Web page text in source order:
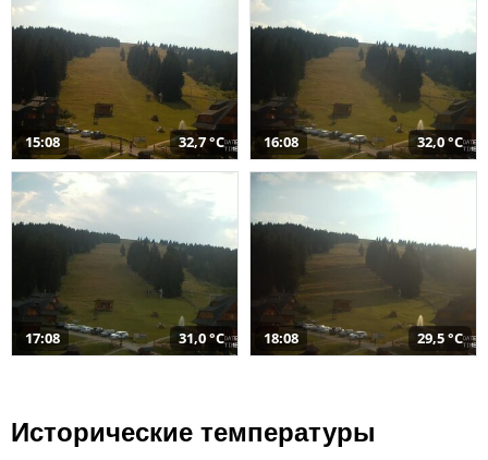
15:08 32,7 °C 16:08 32,0 °C
17:08 31,0 °C 18:08 29,5 °C
Исторические температуры